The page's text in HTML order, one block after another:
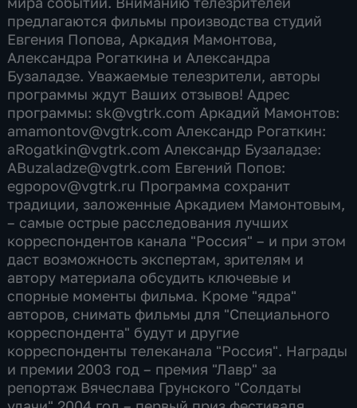
предлагаются фильмы производства студий
Евгения Попова, Аркадия Мамонтова,
Александра Рогаткина и Александра
Бузаладзе. Уважаемые телезрители, авторы
программы ждут Ваших отзывов! Адрес
программы: sk@vgtrk.com Аркадий Мамонтов:
amamontov@vgtrk.com Александр Рогаткин:
aRogatkin@vgtrk.com Александр Бузаладзе:
ABuzaladze@vgtrk.com Евгений Попов:
egpopov@vgtrk.ru Программа сохранит
традиции, заложенные Аркадием Мамонтовым,
– самые острые расследования лучших
корреспондентов канала "Россия" – и при этом
даст возможность экспертам, зрителям и
автору материала обсудить ключевые и
спорные моменты фильма. Кроме "ядра"
авторов, снимать фильмы для "Специального
корреспондента" будут и другие
корреспонденты телеканала "Россия". Награды
и премии 2003 год – премия "Лавр" за
репортаж Вячеслава Грунского "Солдаты